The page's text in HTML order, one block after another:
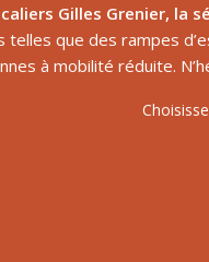
Gilles Grenier,
telles que des rampes
à mobilité réduite.